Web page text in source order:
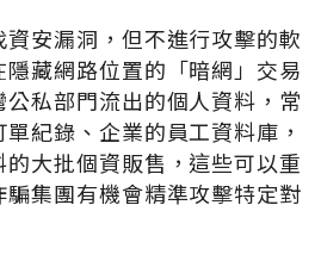
安漏洞，但不進行攻擊的軟
藏網路位置的「暗網」交易
私部門流出的個人資料，常
紀錄、企業的員工資料庫，
大批個資販售，這些可以重
集團有機會精準攻擊特定對